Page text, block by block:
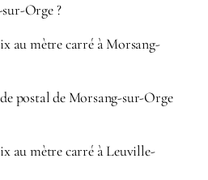
Orge ?
au mètre carré à Morsang-
postal de Morsang-sur-Orge
au mètre carré à Leuville-